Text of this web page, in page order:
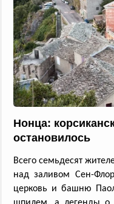
Нонца:
остановилось
Всего семьдесят
над заливом Сен-
церковь и башню